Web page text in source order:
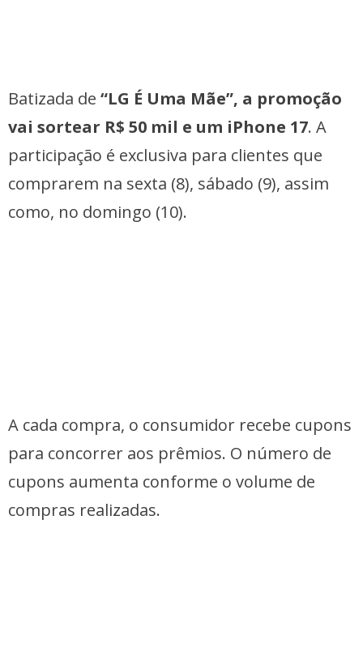
Batizada de “LG É Uma Mãe”, a promoção
vai sortear R$ 50 mil e um iPhone 17. A
participação é exclusiva para clientes que
comprarem na sexta (8), sábado (9), assim
como, no domingo (10).
A cada compra, o consumidor recebe cupons
para concorrer aos prêmios. O número de
cupons aumenta conforme o volume de
compras realizadas.